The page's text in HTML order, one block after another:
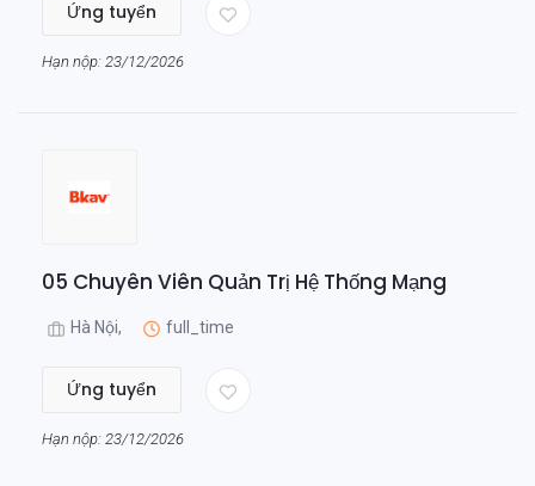
Ứng tuyển
Hạn nộp: 23/12/2026
05 Chuyên Viên Quản Trị Hệ Thống Mạng
Hà Nội, full_time
Ứng tuyển
Hạn nộp: 23/12/2026